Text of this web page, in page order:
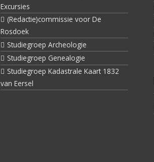
Excursies
(Redactie)commissie voor De
Rosdoek
Studiegroep Archeologie
Studiegroep Genealogie
Studiegroep Kadastrale Kaart 1832
van Eersel